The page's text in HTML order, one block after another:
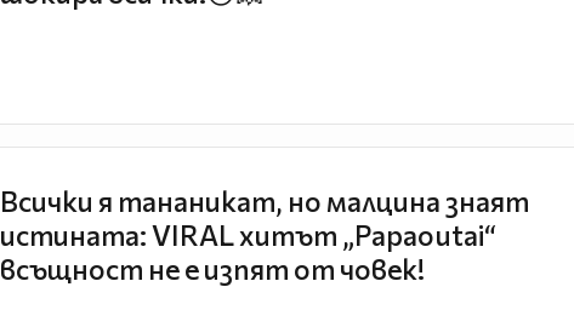
Всички я тананикат, но малцина знаят
истината: VIRAL хитът „Papaoutai“
всъщност не е изпят от човек!